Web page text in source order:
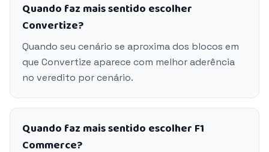
Quando faz mais sentido escolher
Convertize?
Quando seu cenário se aproxima dos blocos em
que Convertize aparece com melhor aderência
no veredito por cenário.
Quando faz mais sentido escolher F1
Commerce?